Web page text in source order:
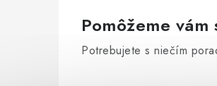
Pomôžeme
Potrebujete s niečím